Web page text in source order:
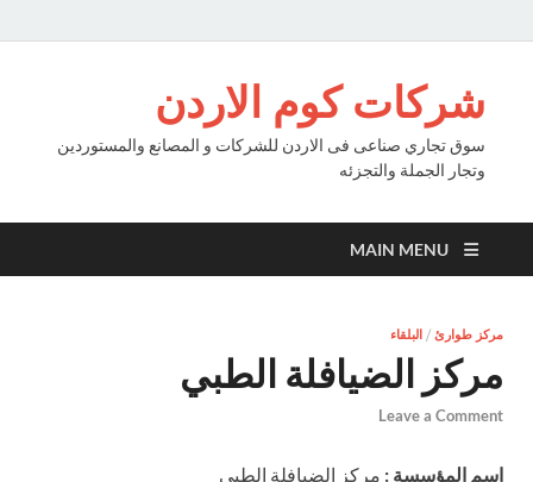
شركات كوم الاردن
سوق تجاري صناعى فى الاردن للشركات و المصانع والمستوردين
وتجار الجملة والتجزئه
MAIN MENU
مركز طوارئ / البلقاء
مركز الضيافلة الطبي
Leave a Comment
اسم المؤسسة : مركز الضيافلة الطبي